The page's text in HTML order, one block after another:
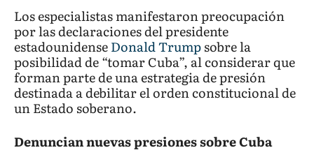
Los especialistas manifestaron preocupación
por las declaraciones del presidente
estadounidenseDonald Trumpsobre la
posibilidad de “tomar Cuba”, al considerar que
forman parte de una estrategia de presión
destinada a debilitar el orden constitucional de
un Estado soberano.
Denuncian nuevas presiones sobre Cuba